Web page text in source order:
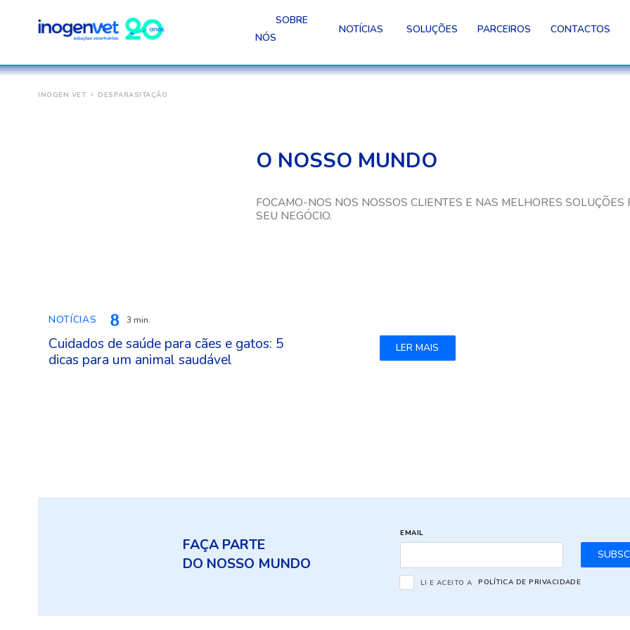
SOBRE
NÓS
NOTÍCIAS SOLUÇÕES PARCEIROS CONTACTOS
INOGEN VET DESPARASITAÇÃO
O NOSSO MUNDO
FOCAMO-NOS NOS NOSSOS CLIENTES E NAS MELHORES SOLUÇÕES
SEU NEGÓCIO.
NOTÍCIAS 3 min.
Cuidados de saúde para cães e gatos: 5
dicas para um animal saudável
LER MAIS
FAÇA PARTE
DO NOSSO MUNDO
EMAIL
LI E ACEITO A POLÍTICA DE PRIVACIDADE